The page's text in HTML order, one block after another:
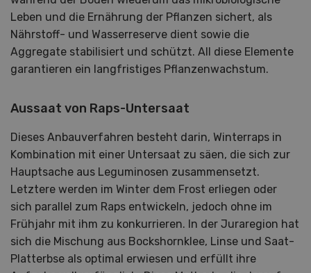
Leben und die Ernährung der Pflanzen sichert, als
Nährstoff- und Wasserreserve dient sowie die
Aggregate stabilisiert und schützt. All diese Elemente
garantieren ein langfristiges Pflanzenwachstum.
Aussaat von Raps-Untersaat
Dieses Anbauverfahren besteht darin, Winterraps in
Kombination mit einer Untersaat zu säen, die sich zur
Hauptsache aus Leguminosen zusammensetzt.
Letztere werden im Winter dem Frost erliegen oder
sich parallel zum Raps entwickeln, jedoch ohne im
Frühjahr mit ihm zu konkurrieren. In der Juraregion hat
sich die Mischung aus Bockshornklee, Linse und Saat-
Platterbse als optimal erwiesen und erfüllt ihre